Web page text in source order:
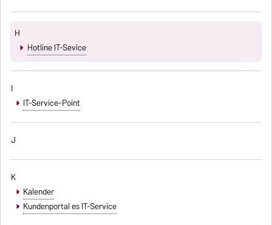
H
Hotline IT-Sevice
I
IT-Service-Point
J
K
Kalender
Kundenportal es IT-Service